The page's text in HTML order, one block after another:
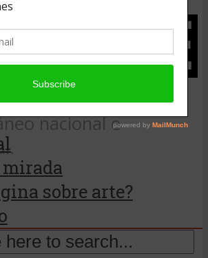
noticias de arte
nacional e
sobre arte?